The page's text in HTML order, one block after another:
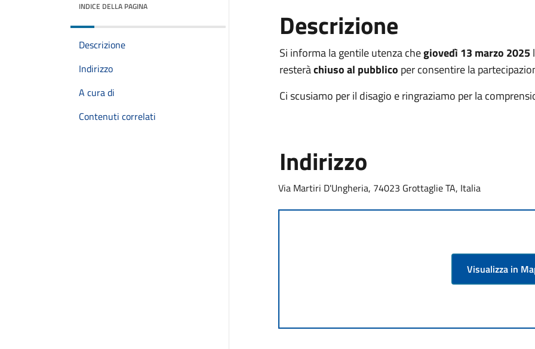
INDICE DELLA PAGINA
Descrizione
Indirizzo
A cura di
Contenuti correlati
Descrizione
Si informa la gentile utenza chegiovedì 13 marzo 2025
resteràchiuso al pubblico per consentire la
Ci scusiamo per il disagio e ringraziamo per la
Indirizzo
Via Martiri D'Ungheria, 74023 Grottaglie TA, Italia
Visualizza in